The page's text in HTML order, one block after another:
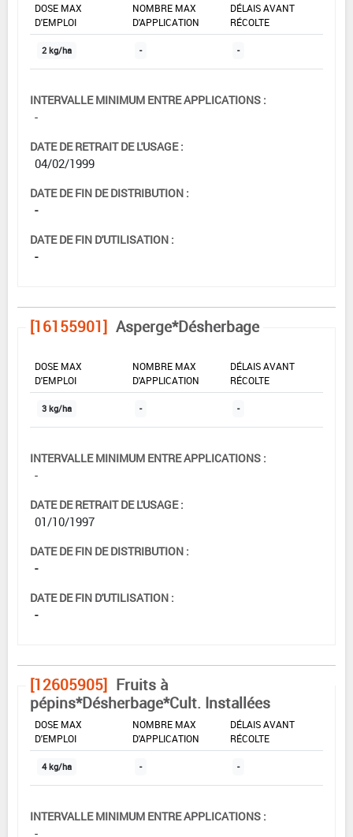
DOSE MAX
D'EMPLOI
NOMBRE MAX
D'APPLICATION
DÉLAIS AVANT
RÉCOLTE
2 kg/ha - -
INTERVALLE MINIMUM ENTRE APPLICATIONS :
-
DATE DE RETRAIT DE L'USAGE :
04/02/1999
DATE DE FIN DE DISTRIBUTION :
-
DATE DE FIN D'UTILISATION :
-
[16155901] Asperge*Désherbage
DOSE MAX
D'EMPLOI
NOMBRE MAX
D'APPLICATION
DÉLAIS AVANT
RÉCOLTE
3 kg/ha - -
INTERVALLE MINIMUM ENTRE APPLICATIONS :
-
DATE DE RETRAIT DE L'USAGE :
01/10/1997
DATE DE FIN DE DISTRIBUTION :
-
DATE DE FIN D'UTILISATION :
-
[12605905] Fruits à
pépins*Désherbage*Cult. Installées
DOSE MAX
D'EMPLOI
NOMBRE MAX
D'APPLICATION
DÉLAIS AVANT
RÉCOLTE
4 kg/ha - -
INTERVALLE MINIMUM ENTRE APPLICATIONS :
-